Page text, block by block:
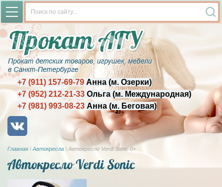
+7 (911) 157-69-79 Анна (м. Озерки)
+7 (952) 212-21-33 Ольга (м. Международная)
+7 (981) 993-08-23 Анна (м. Беговая)
Главная \ Автокресла \ Автокресло Verdi Sonic 0+
Автокресло Verdi Sonic